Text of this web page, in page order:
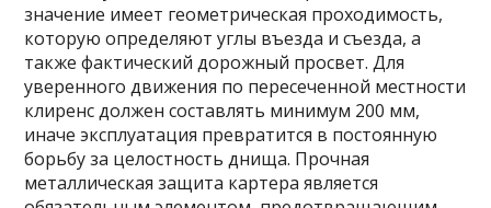
значение имеет геометрическая проходимость,
которую определяют углы въезда и съезда, а
также фактический дорожный просвет. Для
уверенного движения по пересеченной местности
клиренс должен составлять минимум 200 мм,
иначе эксплуатация превратится в постоянную
борьбу за целостность днища. Прочная
металлическая защита картера является